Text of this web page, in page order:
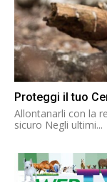
Proteggi il tuo
Allontanarli con la
sicuro Negli ultimi...